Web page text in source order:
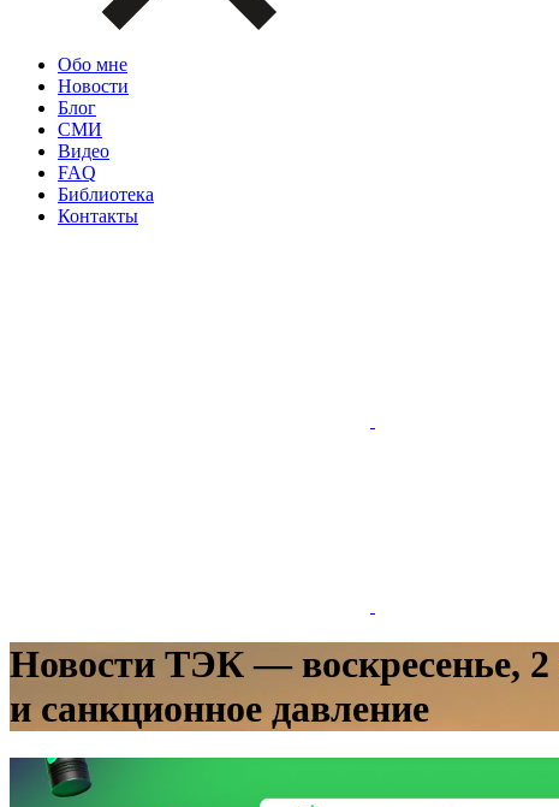
Обо мне
Новости
Блог
СМИ
Видео
FAQ
Библиотека
Контакты
Новости ТЭК — воскресенье, 2
и санкционное давление